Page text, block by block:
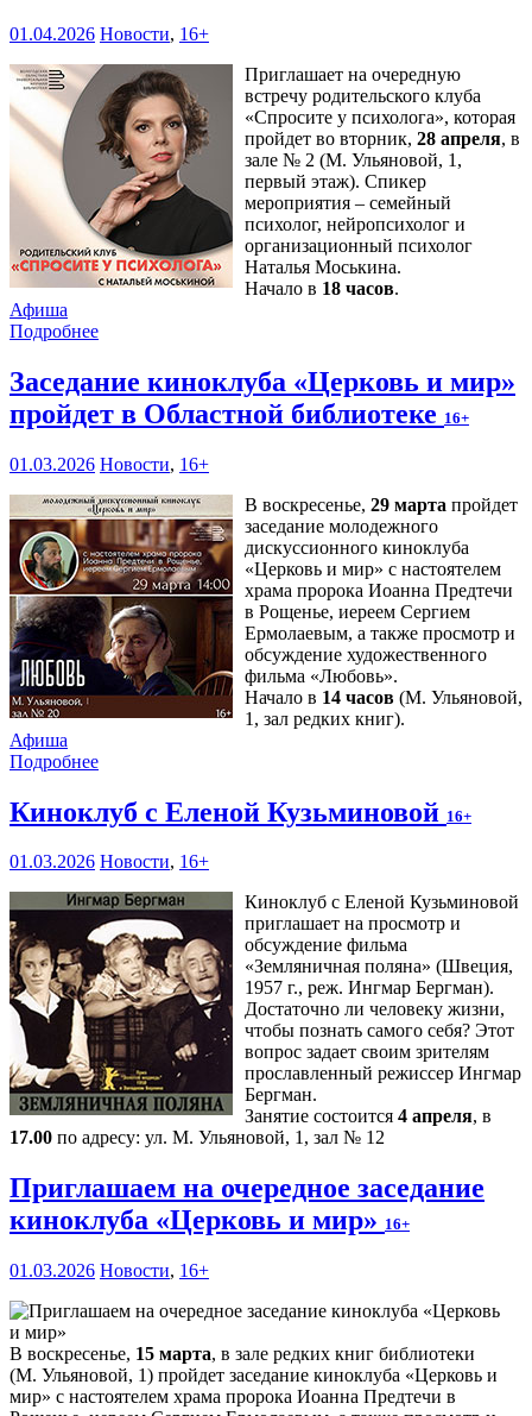
01.04.2026 Новости, 16+
Приглашает на очередную
встречу родительского клуба
«Спросите у психолога», которая
пройдет во вторник, 28 апреля, в
зале № 2 (М. Ульяновой, 1,
первый этаж). Спикер
мероприятия – семейный
психолог, нейропсихолог и
организационный психолог
Наталья Моськина.
Начало в 18 часов.
Афиша
Подробнее
Заседание киноклуба «Церковь и мир»
пройдет в Областной библиотеке 16+
01.03.2026 Новости, 16+
В воскресенье, 29 марта пройдет
заседание молодежного
дискуссионного киноклуба
«Церковь и мир» с настоятелем
храма пророка Иоанна Предтечи
в Рощенье, иереем Сергием
Ермолаевым, а также просмотр и
обсуждение художественного
фильма «Любовь».
Начало в 14 часов (М. Ульяновой,
1, зал редких книг).
Афиша
Подробнее
Киноклуб с Еленой Кузьминовой 16+
01.03.2026 Новости, 16+
Киноклуб с Еленой Кузьминовой
приглашает на просмотр и
обсуждение фильма
«Земляничная поляна» (Швеция,
1957 г., реж. Ингмар Бергман).
Достаточно ли человеку жизни,
чтобы познать самого себя? Этот
вопрос задает своим зрителям
прославленный режиссер Ингмар
Бергман.
Занятие состоится 4 апреля, в
17.00 по адресу: ул. М. Ульяновой, 1, зал № 12
Приглашаем на очередное заседание
киноклуба «Церковь и мир» 16+
01.03.2026 Новости, 16+
В воскресенье, 15 марта, в зале редких книг библиотеки
(М. Ульяновой, 1) пройдет заседание киноклуба «Церковь и
мир» с настоятелем храма пророка Иоанна Предтечи в